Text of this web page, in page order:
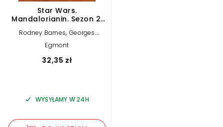
Star Wars.
Mandalorianin. Sezon 2.
Rodney Barnes,Georges
Steven Cummings
Egmont
32,35 zł
WYSYŁAMY W 24H